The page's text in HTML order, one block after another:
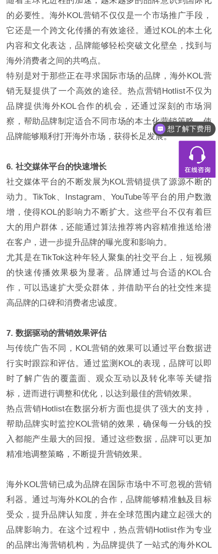
的必要性。海外KOL营销不仅仅是一个市场推广手段，
它还是一个跨文化传播的有效途径。通过KOL的本土化
内容和文化表达，品牌能够轻松突破文化壁垒，找到与
海外消费者之间的共鸣点。
特别是对于那些正在寻求国际市场的品牌，海外KOL营
销无疑提供了一个高效的途径。热点营销Hotlist不仅为
品牌提供海外KOL合作的机会，还通过深刻的市场洞
察，帮助品牌制定适合不同市场的本土化营销策略，使
品牌能够顺利打开海外市场，获得长足发展。
6. 社交媒体平台的快速增长
社交媒体平台的不断发展为KOL营销提供了源源不断的
动力。TikTok、Instagram、YouTube等平台的用户数激
增，使得KOL的影响力不断扩大。这些平台不仅有着巨
大的用户群体，还能通过算法推荐将内容精准推送给潜
在客户，进一步提升品牌的曝光度和影响力。
尤其是在TikTok这种年轻人聚集的社交平台上，短视频
的快速传播效果极为显著。品牌通过与合适的KOL合
作，可以迅速扩大受众群体，并借助平台的社交性来提
高品牌的口碑和消费者忠诚度。
7. 数据驱动的营销效果评估
与传统广告不同，KOL营销的效果可以通过平台数据进
行实时跟踪和评估。通过监测KOL的表现，品牌可以即
时了解广告的覆盖面、观众互动以及转化率等关键指
标，进而进行调整和优化，以达到最佳的营销效果。
热点营销Hotlist在数据分析方面也提供了强大的支持，
帮助品牌实时监控KOL营销的效果，确保每一分钱的投
入都能产生最大的回报。通过这些数据，品牌可以更加
精准地调整策略，不断提升营销效果。
海外KOL营销已成为品牌在国际市场中不可忽视的营销
利器。通过与海外KOL的合作，品牌能够精准触及目标
受众，提升品牌认知度，并在全球范围内建立起强大的
品牌影响力。在这个过程中，热点营销Hotlist作为专业
的品牌出海营销机构，为品牌提供了一站式的海外KOL
想了解下费用